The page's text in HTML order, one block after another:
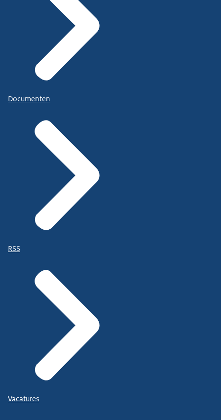
Documenten
RSS
Vacatures